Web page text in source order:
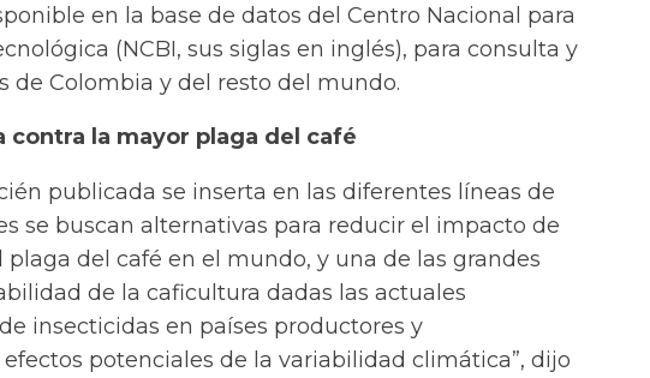
en la base de datos del Centro Nacional para
(NCBI, sus siglas en inglés), para consulta y
de Colombia y del resto del mundo.
contra la mayor plaga del café
publicada se inserta en las diferentes líneas de
se buscan alternativas para reducir el impacto de
plaga del café en el mundo, y una de las grandes
de la caficultura dadas las actuales
insecticidas en países productores y
potenciales de la variabilidad climática”, dijo